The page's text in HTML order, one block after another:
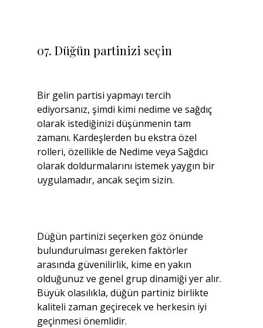
07. Düğün partinizi seçin
Bir gelin partisi yapmayı tercih
ediyorsanız, şimdi kimi nedime ve sağdıç
olarak istediğinizi düşünmenin tam
zamanı. Kardeşlerden bu ekstra özel
rolleri, özellikle de Nedime veya Sağdıcı
olarak doldurmalarını istemek yaygın bir
uygulamadır, ancak seçim sizin.
Düğün partinizi seçerken göz önünde
bulundurulması gereken faktörler
arasında güvenilirlik, kime en yakın
olduğunuz ve genel grup dinamiği yer alır.
Büyük olasılıkla, düğün partiniz birlikte
kaliteli zaman geçirecek ve herkesin iyi
geçinmesi önemlidir.